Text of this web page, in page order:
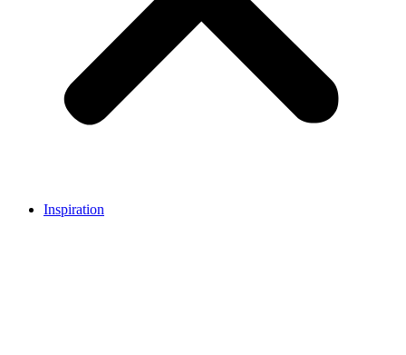
Inspiration